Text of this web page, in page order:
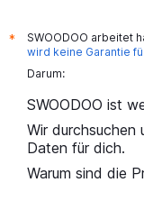
*
SWOODOO arbeitet
wird keine Garantie
Darum:
SWOODOO ist
Wir durchsuchen
Daten für dich.
Warum sind die